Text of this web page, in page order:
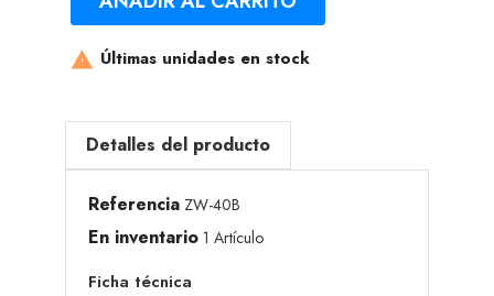
 Últimas unidades en stock
Detalles del producto
Referencia ZW-40B
En inventario 1 Artículo
Ficha técnica